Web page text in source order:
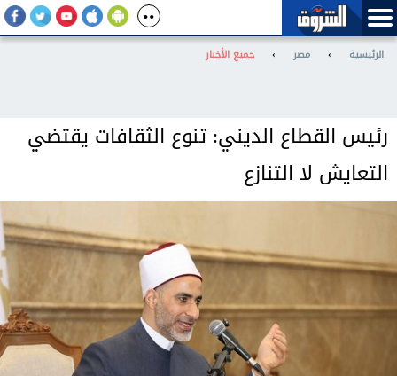
الرئيسية › مصر › جميع الأخبار
رئيس القطاع الديني: تنوع الثقافات يقتضي
التعايش لا التنازع